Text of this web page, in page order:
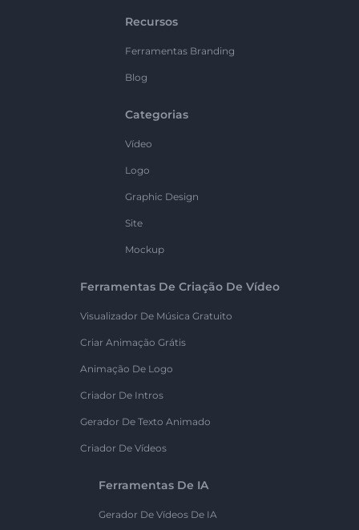
Recursos
Ferramentas Branding
Blog
Categorias
Vídeo
Logo
Graphic Design
Site
Mockup
Ferramentas De Criação De Vídeo
Visualizador De Música Gratuito
Criar Animação Grátis
Animação De Logo
Criador De Intros
Gerador De Texto Animado
Criador De Vídeos
Ferramentas De IA
Gerador De Vídeos De IA